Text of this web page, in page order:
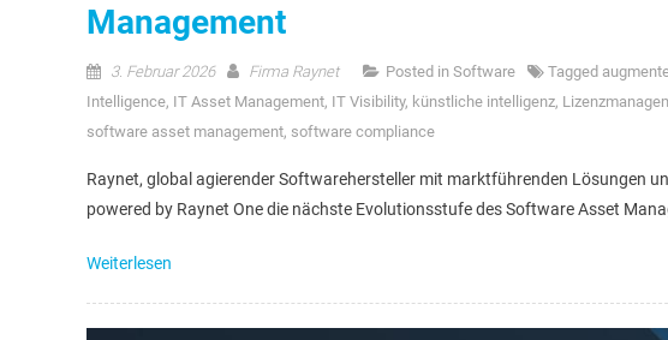
Management
3. Februar 2026 Firma Raynet Posted in Software Tagged
Intelligence, IT Asset Management, IT Visibility, künstliche intelligenz,
software asset management, software compliance
Raynet, global agierender Softwarehersteller mit marktführenden Lösungen
powered by Raynet One die nächste Evolutionsstufe des Software Asset
Weiterlesen